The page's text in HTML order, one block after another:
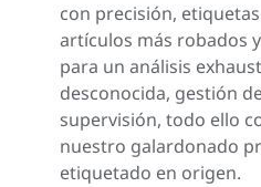
con precisión,
artículos más robados
para un análisis
desconocida, gestión
supervisión, todo ello
nuestro galardonado
etiquetado en origen.